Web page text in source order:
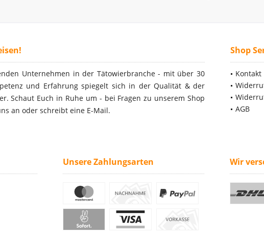
Unternehmen in der Tätowierbranche - mit über 30
und Erfahrung spiegelt sich in der Qualität & der
Schaut Euch in Ruhe um - bei Fragen zu unserem Shop
an oder schreibt eine E-Mail.
Shop
Kontakt
AGB
Unsere Zahlungsarten Wir